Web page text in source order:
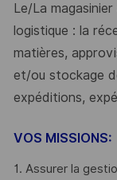
Le/La magasinier
logistique : la
matières,
et/ou stockage
expéditions,
VOS MISSIONS:
1. Assurer la